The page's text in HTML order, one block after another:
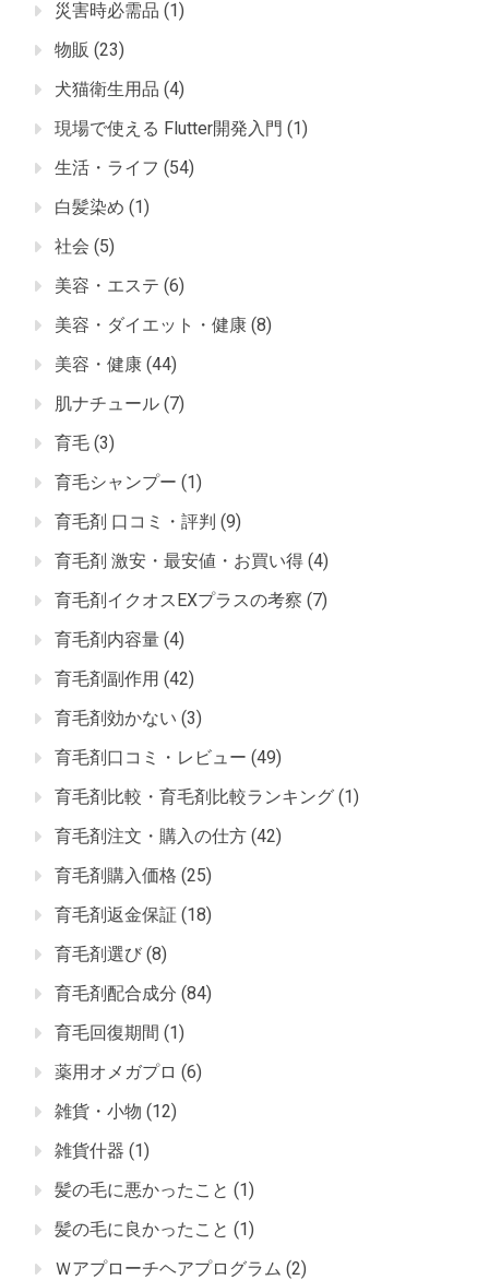
災害時必需品 (1)
物販 (23)
犬猫衛生用品 (4)
現場で使える Flutter開発入門 (1)
生活・ライフ (54)
白髪染め (1)
社会 (5)
美容・エステ (6)
美容・ダイエット・健康 (8)
美容・健康 (44)
肌ナチュール (7)
育毛 (3)
育毛シャンプー (1)
育毛剤 口コミ・評判 (9)
育毛剤 激安・最安値・お買い得 (4)
育毛剤イクオスEXプラスの考察 (7)
育毛剤内容量 (4)
育毛剤副作用 (42)
育毛剤効かない (3)
育毛剤口コミ・レビュー (49)
育毛剤比較・育毛剤比較ランキング (1)
育毛剤注文・購入の仕方 (42)
育毛剤購入価格 (25)
育毛剤返金保証 (18)
育毛剤選び (8)
育毛剤配合成分 (84)
育毛回復期間 (1)
薬用オメガプロ (6)
雑貨・小物 (12)
雑貨什器 (1)
髪の毛に悪かったこと (1)
髪の毛に良かったこと (1)
Ｗアプローチヘアプログラム (2)